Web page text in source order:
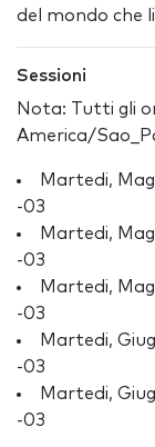
del mondo che
Sessioni
Nota: Tutti gli
America/
Martedi,
-03
Martedi,
-03
Martedi,
-03
Martedi,
-03
Martedi,
-03